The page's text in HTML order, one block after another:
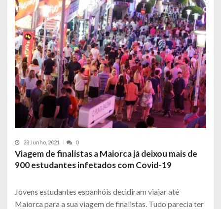
28 Junho, 2021 0
Viagem de finalistas a Maiorca já deixou mais de
900 estudantes infetados com Covid-19
Jovens estudantes espanhóis decidiram viajar até
Maiorca para a sua viagem de finalistas. Tudo parecia ter